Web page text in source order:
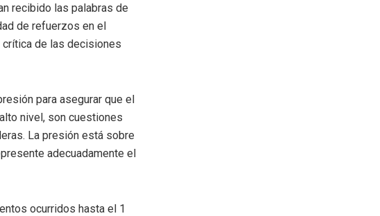
recibido las palabras de
de refuerzos en el
crítica de las decisiones
para asegurar que el
nivel, son cuestiones
La presión está sobre
adecuadamente el
ocurridos hasta el 1